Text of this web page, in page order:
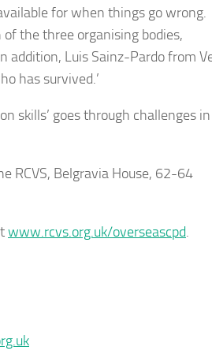
for when things go wrong.
the three organising bodies,
addition, Luis Sainz-Pardo from
has survived.’
skills’ goes through challenges in
RCVS, Belgravia House, 62-64
www.rcvs.org.uk/overseascpd.